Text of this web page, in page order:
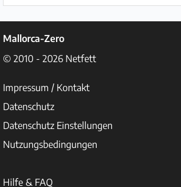
Mallorca-Zero
© 2010 - 2026 Netfett
Impressum / Kontakt
Datenschutz
Datenschutz Einstellungen
Nutzungsbedingungen
Hilfe & FAQ